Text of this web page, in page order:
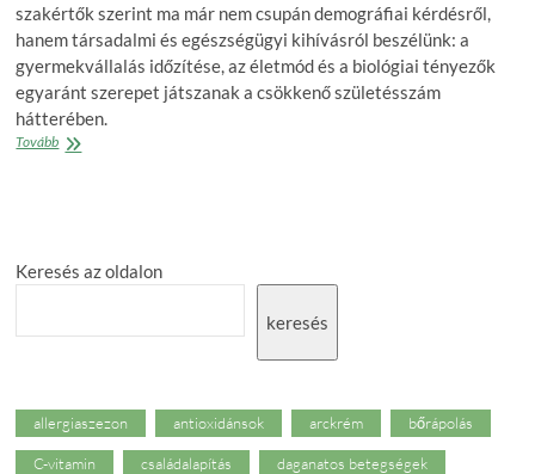
szakértők szerint ma már nem csupán demográfiai kérdésről,
hanem társadalmi és egészségügyi kihívásról beszélünk: a
gyermekvállalás időzítése, az életmód és a biológiai tényezők
egyaránt szerepet játszanak a csökkenő születésszám
hátterében.
TovábbMinden
mélyponton
a
Európában
Keresés az oldalon
keresés
allergiaszezon antioxidánsok arckrém bőrápolás
C-vitamin családalapítás daganatos betegségek